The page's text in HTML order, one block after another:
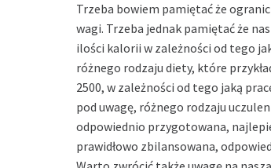
Trzeba bowiem pamiętać że
wagi. Trzeba jednak pamiętać że
ilości kalorii w zależności od tego
różnego rodzaju diety, które
2500, w zależności od tego jaką
pod uwagę, różnego rodzaju
odpowiednio przygotowana,
prawidłowo zbilansowana,